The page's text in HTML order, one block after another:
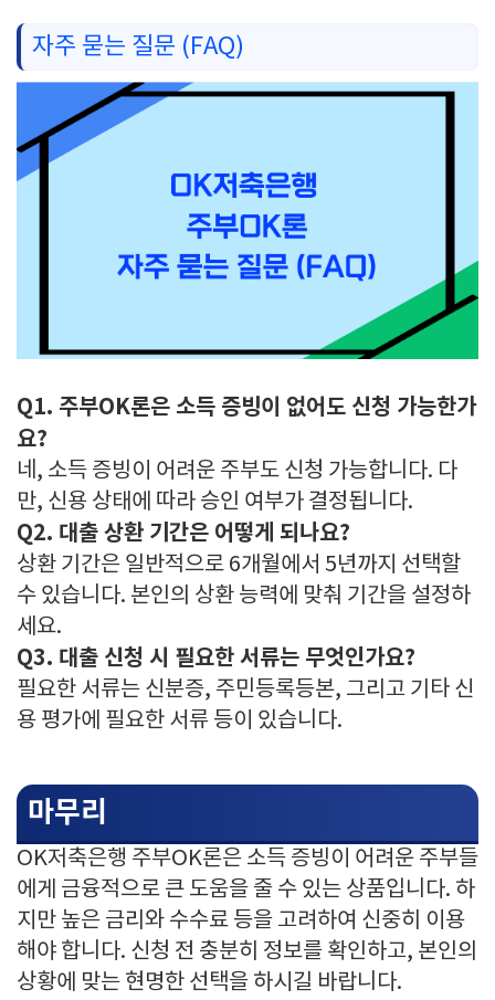
자주 묻는 질문 (FAQ)
Q1. 주부OK론은 소득 증빙이 없어도 신청 가능한가
요?
네, 소득 증빙이 어려운 주부도 신청 가능합니다. 다
만, 신용 상태에 따라 승인 여부가 결정됩니다.
Q2. 대출 상환 기간은 어떻게 되나요?
상환 기간은 일반적으로 6개월에서 5년까지 선택할
수 있습니다. 본인의 상환 능력에 맞춰 기간을 설정하
세요.
Q3. 대출 신청 시 필요한 서류는 무엇인가요?
필요한 서류는 신분증, 주민등록등본, 그리고 기타 신
용 평가에 필요한 서류 등이 있습니다.
마무리
OK저축은행 주부OK론은 소득 증빙이 어려운 주부들
에게 금융적으로 큰 도움을 줄 수 있는 상품입니다. 하
지만 높은 금리와 수수료 등을 고려하여 신중히 이용
해야 합니다. 신청 전 충분히 정보를 확인하고, 본인의
상황에 맞는 현명한 선택을 하시길 바랍니다.